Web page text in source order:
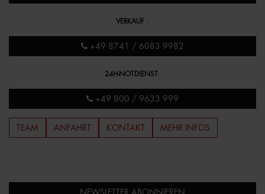
VERKAUF :
+49 8741 / 6083 9982
24H-NOTDIENST:
+49 800 / 9633 999
TEAM ANFAHRT KONTAKT MEHR INFOS
NEWSLETTER ABONNIEREN